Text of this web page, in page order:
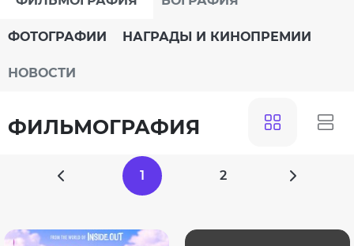
ФОТОГРАФИИ НАГРАДЫ И КИНОПРЕМИИ
НОВОСТИ
ФИЛЬМОГРАФИЯ
1 2